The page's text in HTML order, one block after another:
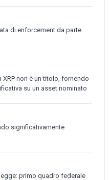
di enforcement da parte
non è un titolo, fornendo
su un asset nominato
significativamente
primo quadro federale